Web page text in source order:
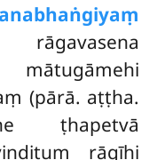
(pārā. aṭṭha.
ṭhapetvā
rāgīhi